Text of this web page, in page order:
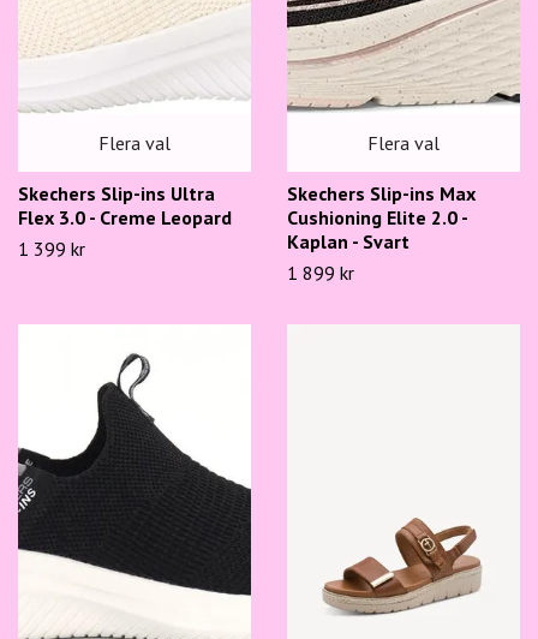
Flera val
Skechers Slip-ins Ultra
Flex 3.0 - Creme Leopard
1 399 kr
Flera val
Skechers Slip-ins Max
Cushioning Elite 2.0 -
Kaplan - Svart
1 899 kr